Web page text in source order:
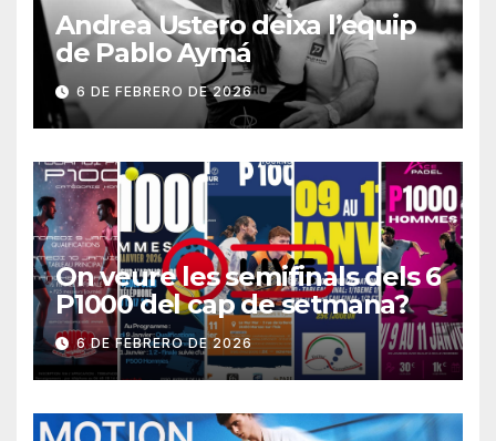
Andrea Ustero deixa l’equip
de Pablo Aymá
6 DE FEBRERO DE 2026
On veure les semifinals dels 6
P1000 del cap de setmana?
6 DE FEBRERO DE 2026